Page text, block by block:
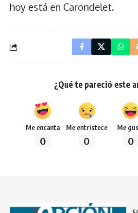
hoy está en Carondelet.
¿Qué te pareció este
Me encanta
0
Me entristece
0
Me
0